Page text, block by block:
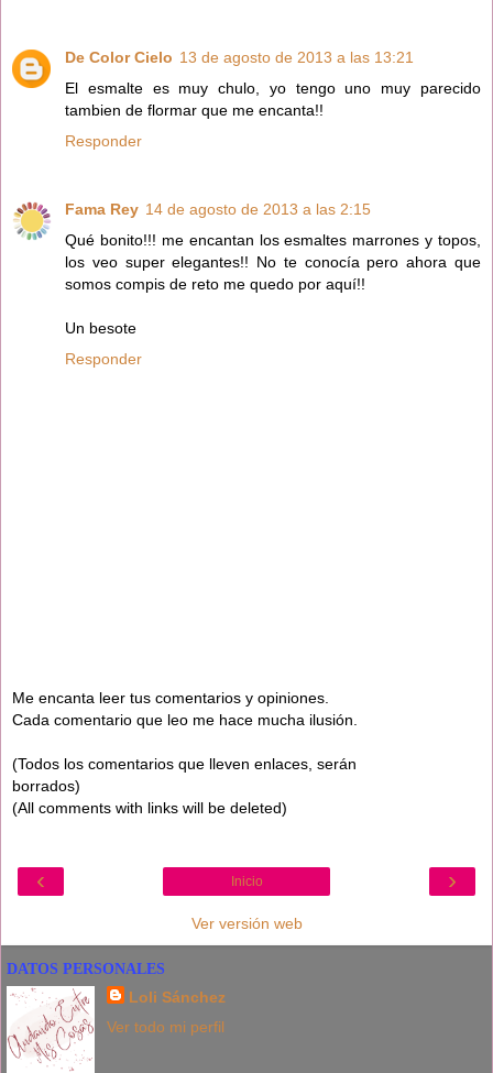
De Color Cielo 13 de agosto de 2013 a las 13:21
El esmalte es muy chulo, yo tengo uno muy parecido
tambien de flormar que me encanta!!
Responder
Fama Rey 14 de agosto de 2013 a las 2:15
Qué bonito!!! me encantan los esmaltes marrones y topos,
los veo super elegantes!! No te conocía pero ahora que
somos compis de reto me quedo por aquí!!
Un besote
Responder
Me encanta leer tus comentarios y opiniones.
Cada comentario que leo me hace mucha ilusión.
(Todos los comentarios que lleven enlaces, serán
borrados)
(All comments with links will be deleted)
‹ ›
Inicio
Ver versión web
DATOS PERSONALES
Loli Sánchez
Ver todo mi perfil